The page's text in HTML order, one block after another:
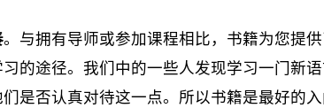
。与拥有导师或参加课程相比，书籍为您提
的途径。我们中的一些人发现学习一门新
是否认真对待这一点。所以书籍是最好的